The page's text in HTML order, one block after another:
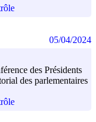
des Présidents
des parlementaires
05/04/2024